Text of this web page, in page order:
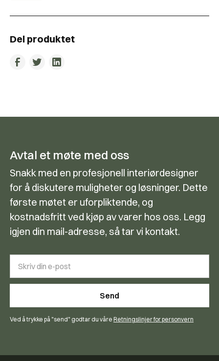
Del produktet
Avtal et møte med oss
Snakk med en profesjonell interiørdesigner
for å diskutere muligheter og løsninger. Dette
første møtet er uforpliktende, og
kostnadsfritt ved kjøp av varer hos oss. Legg
igjen din mail-adresse, så tar vi kontakt.
Ved å trykke på "send" godtar du våre Retningslinjer for personvern